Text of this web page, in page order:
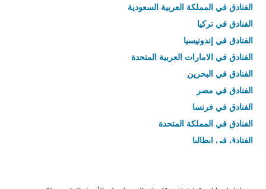
الفنادق في المملكة العربية السعودية
الفنادق في تركيا
الفنادق في إندونيسيا
الفنادق في الامارات العربية المتحدة
الفنادق في البحرين
الفنادق في مصر
الفنادق في فرنسا
الفنادق في المملكة المتحدة
الفنادق في إيطاليا